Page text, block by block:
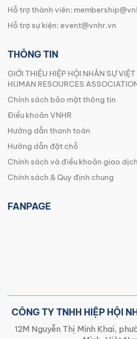
Hỗ trợ thành viên:
Hỗ trợ sự kiện: event@vnhr.vn
THÔNG TIN
GIỚI THIỆU HIỆP HỘI NHÂN SỰ
HUMAN RESOURCES
Chính sách bảo mật thông tin
Điều khoản VNHR
Hướng dẫn thanh toán
Hướng dẫn đặt chỗ
Chính sách và điều khoản giao dịch
Chính sách & Quy định chung
FANPAGE
CÔNG TY TNHH HIỆP HỘI
12M Nguyễn Thị Minh Khai,